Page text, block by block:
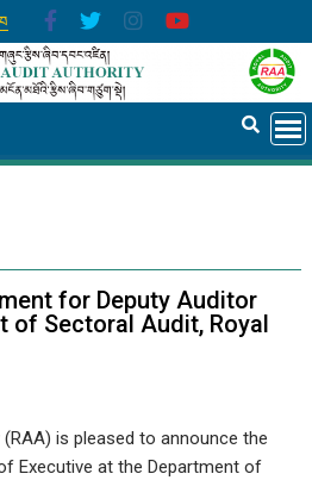
for Deputy Auditor
of Sectoral Audit, Royal
is pleased to announce the
Executive at the Department of